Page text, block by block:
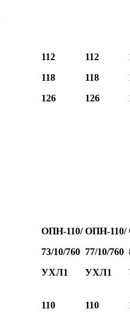
112
118
126
112
118
126
ОПН-110/
73/10/760
УХЛ1
ОПН-110/
77/10/760
УХЛ1
110 110